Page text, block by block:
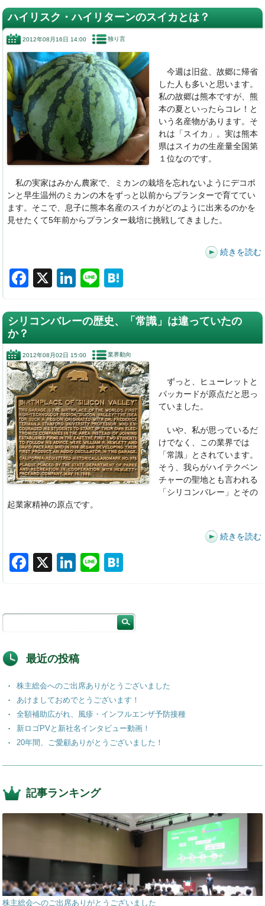
c
e
b
o
o
k
k
e
dI
n
e
e
n
a
ハイリスク・ハイリターンのスイカとは？
2012年08月16日 14:00 独り言
今週は旧盆、故郷に帰省
した人も多いと思います。
私の故郷は熊本ですが、熊
本の夏といったらコレ！と
いう名産物があります。そ
れは「スイカ」。実は熊本
県はスイカの生産量全国第
１位なのです。
私の実家はみかん農家で、ミカンの栽培を忘れないようにデコポ
ンと早生温州のミカンの木をずっと以前からプランターで育ててい
ます。そこで、息子に熊本名産のスイカがどのように出来るのかを
見せたくて5年前からプランター栽培に挑戦してきました。
続きを読む
F
c
b
o
o
k
X
Li
k
dI
n
Li
e
e
a
シリコンバレーの歴史、「常識」は違っていたの
か？
2012年08月02日 15:00 業界動向
ずっと、ヒューレットと
パッカードが原点だと思っ
ていました。
いや、私が思っているだ
けでなく、この業界では
「常識」とされています。
そう、我らがハイテクベン
チャーの聖地とも言われる
「シリコンバレー」とその
起業家精神の原点です。
続きを読む
F
e
o
k
X
Li
e
n
Li
n
最近の投稿
株主総会へのご出席ありがとうございました
あけましておめでとうございます！
全額補助広がれ、風疹・インフルエンザ予防接種
新ロゴPVと新社名インタビュー動画！
20年間、ご愛顧ありがとうございました！
記事ランキング
株主総会へのご出席ありがとうございました